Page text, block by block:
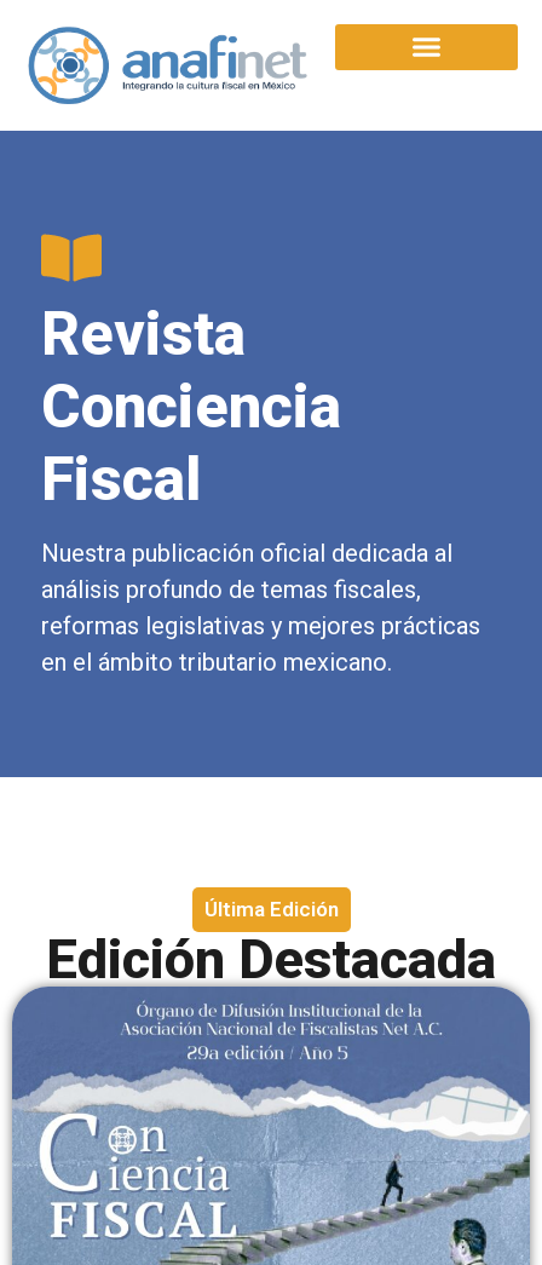
Revista
Conciencia
Fiscal
Nuestra publicación oficial dedicada al
análisis profundo de temas fiscales,
reformas legislativas y mejores prácticas
en el ámbito tributario mexicano.
Última Edición
Edición Destacada